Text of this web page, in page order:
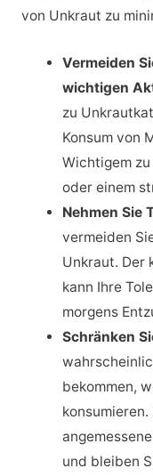
von Unkraut zu
Vermeiden
wichtigen
zu
Konsum von
Wichtigem
oder einem
Nehmen Sie
vermeiden
Unkraut. Der
kann Ihre
morgens
Schränken
bekommen,
und bleiben